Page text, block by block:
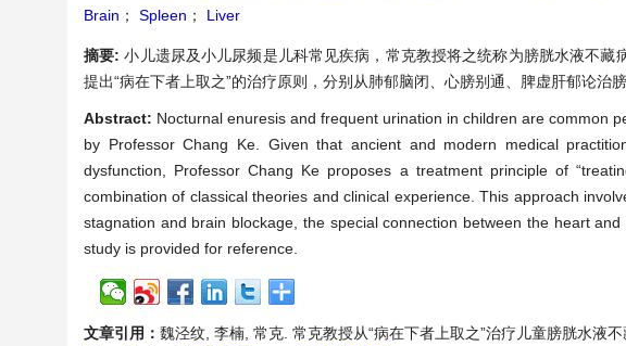
Brain ； Spleen ； Liver
摘要:小儿遗尿及小儿尿频是儿科常见疾病，常克教授将之统称为膀胱水液不
提出“病在下者上取之”的治疗原则，分别从肺郁脑闭、心膀别通、脾虚肝郁论治
Abstract: Nocturnal enuresis and frequent urination in children are common
by Professor Chang Ke. Given that ancient and modern medical
dysfunction, Professor Chang Ke proposes a treatment principle of
combination of classical theories and clinical experience. This approach
stagnation and brain blockage, the special connection between the heart
study is provided for reference.
文章引用： 魏泾纹, 李楠, 常克. 常克教授从“病在下者上取之”治疗儿童膀胱水液